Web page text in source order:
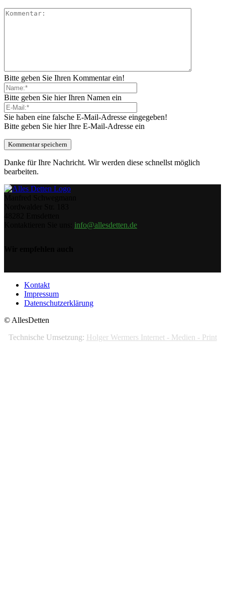
Bitte geben Sie Ihren Kommentar ein!
Bitte geben Sie hier Ihren Namen ein
Sie haben eine falsche E-Mail-Adresse eingegeben!
Bitte geben Sie hier Ihre E-Mail-Adresse ein
Danke für Ihre Nachricht. Wir werden diese schnellst möglich
bearbeiten.
info@allesdetten.de
Kontakt
Impressum
Datenschutzerklärung
© AllesDetten
Technische Umsetzung: Holger Wermers Internet - Medien - Print